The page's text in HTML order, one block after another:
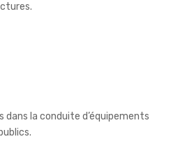
dans la conduite d’équipements